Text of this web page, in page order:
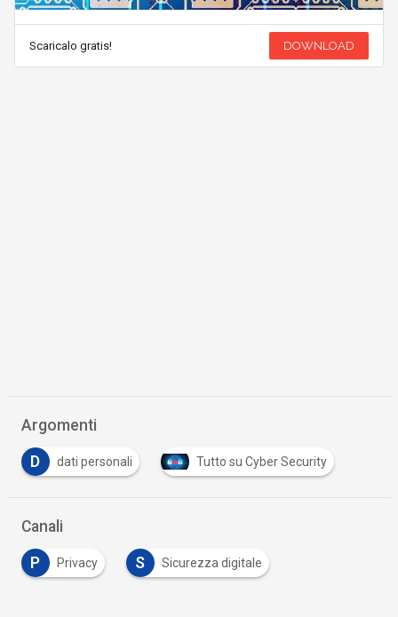
Scaricalo gratis! DOWNLOAD
Argomenti
D dati personali Tutto su Cyber Security
Canali
P Privacy S Sicurezza digitale